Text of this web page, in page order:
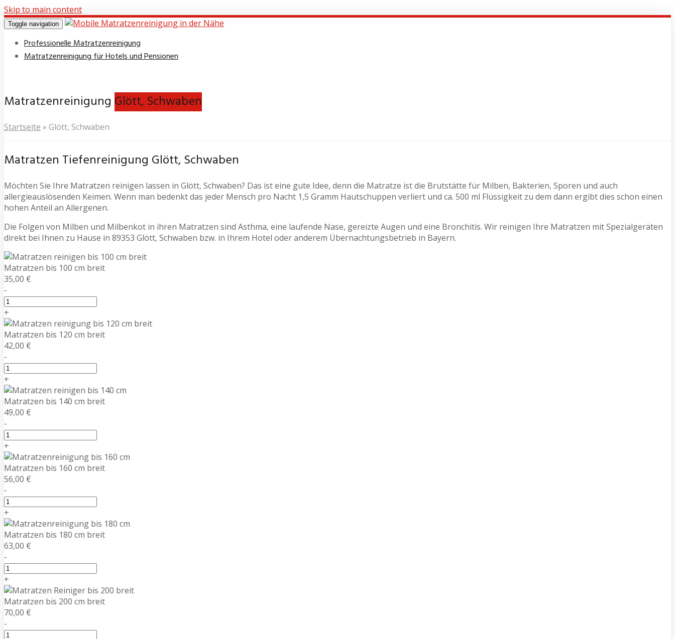
Skip to main content
Toggle navigation
Professionelle Matratzenreinigung
Matratzenreinigung für Hotels und Pensionen
Matratzenreinigung Glött, Schwaben
Startseite » Glött, Schwaben
Matratzen Tiefenreinigung Glött, Schwaben
Möchten Sie Ihre Matratzen reinigen lassen in Glött, Schwaben? Das ist eine gute Idee, denn die Matratze ist die Brutstätte für Milben, Bakterien, Sporen und auch
allergieauslösenden Keimen. Wenn man bedenkt das jeder Mensch pro Nacht 1,5 Gramm Hautschuppen verliert und ca. 500 ml Flüssigkeit zu dem dann ergibt dies schon einen
hohen Anteil an Allergenen.
Die Folgen von Milben und Milbenkot in ihren Matratzen sind Asthma, eine laufende Nase, gereizte Augen und eine Bronchitis. Wir reinigen Ihre Matratzen mit Spezialgeräten
direkt bei Ihnen zu Hause in 89353 Glött, Schwaben bzw. in Ihrem Hotel oder anderem Übernachtungsbetrieb in Bayern.
Matratzen bis 100 cm breit
35,00 €
-
+
Matratzen bis 120 cm breit
42,00 €
-
+
Matratzen bis 140 cm breit
49,00 €
-
+
Matratzen bis 160 cm breit
56,00 €
-
+
Matratzen bis 180 cm breit
63,00 €
-
+
Matratzen bis 200 cm breit
70,00 €
-